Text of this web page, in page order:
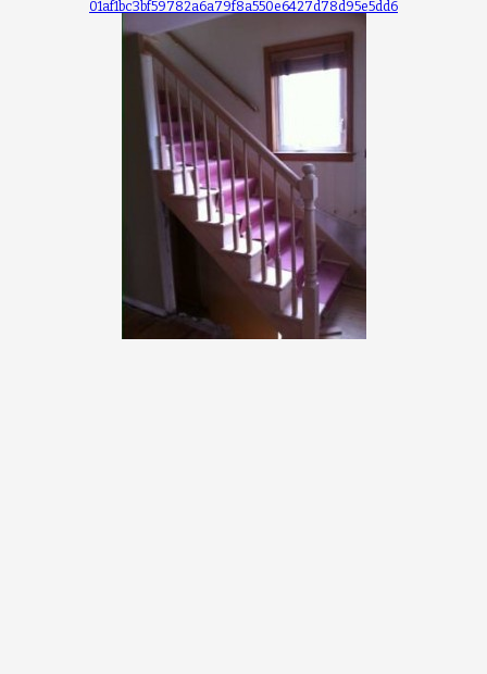
01af1bc3bf59782a6a79f8a550e6427d78d95e5dd6